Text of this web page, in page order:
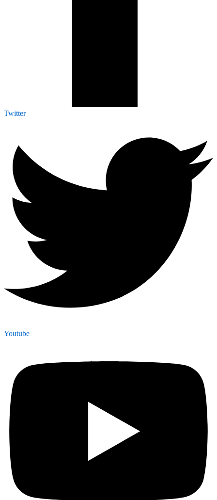
Twitter
Youtube